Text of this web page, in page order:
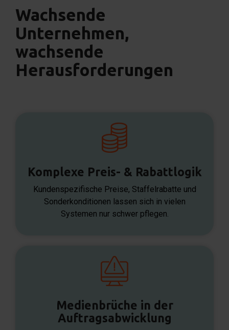
Wachsende
Unternehmen,
wachsende
Herausforderungen
Komplexe Preis- & Rabattlogik
Kundenspezifische Preise, Staffelrabatte und
Sonderkonditionen lassen sich in vielen
Systemen nur schwer pflegen.
Medienbrüche in der
Auftragsabwicklung